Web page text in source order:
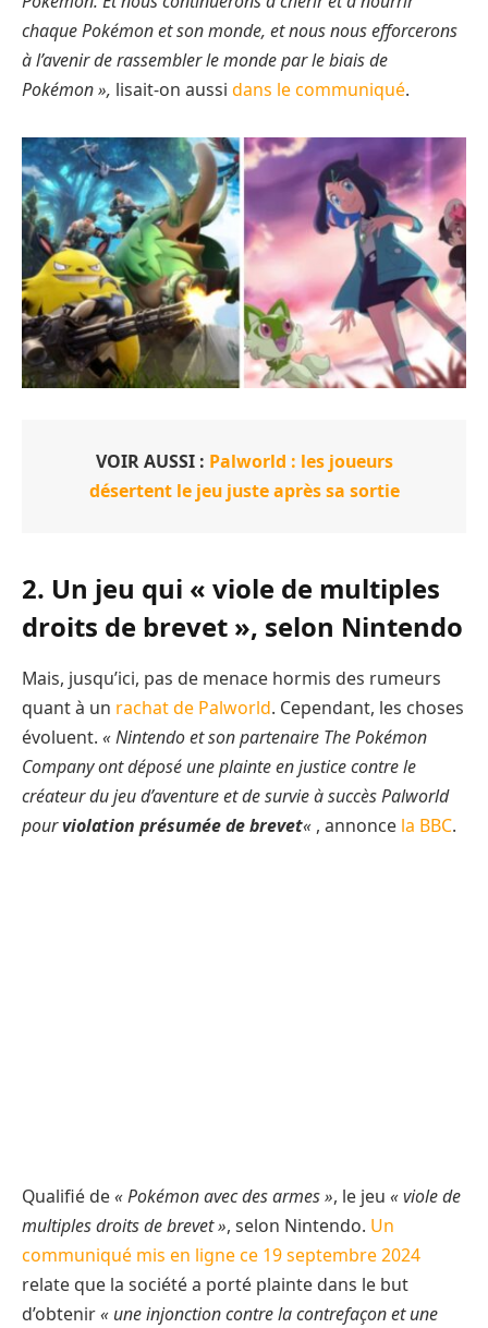
chaque Pokémon et son monde, et nous nous efforcerons
à l’avenir de rassembler le monde par le biais de
Pokémon », lisait-on aussi dans le communiqué.
VOIR AUSSI : Palworld : les joueurs
désertent le jeu juste après sa sortie
2. Un jeu qui « viole de multiples
droits de brevet », selon Nintendo
Mais, jusqu’ici, pas de menace hormis des rumeurs
quant à un rachat de Palworld. Cependant, les choses
évoluent. « Nintendo et son partenaire The Pokémon
Company ont déposé une plainte en justice contre le
créateur du jeu d’aventure et de survie à succès Palworld
pourviolation présumée de brevet« , annonce la BBC.
Qualifié de« Pokémon avec des armes », le jeu « viole de
multiples droits de brevet », selon Nintendo. Un
communiqué mis en ligne ce 19 septembre 2024
relate que la société a porté plainte dans le but
d’obtenir« une injonction contre la contrefaçon et une